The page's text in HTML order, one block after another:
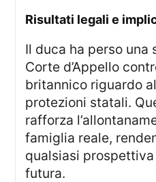
risultati legali e
Il duca ha perso una sfida presso la
Corte d’Appello
britannico riguardo
protezioni statali.
rafforza
famiglia reale,
qualsiasi
futura.